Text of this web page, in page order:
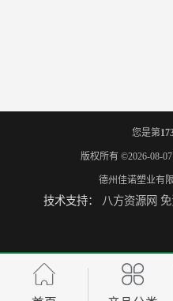
您是第
版权所有 ©2026-08-07
德州佳诺塑业有
技术支持： 八方资源网